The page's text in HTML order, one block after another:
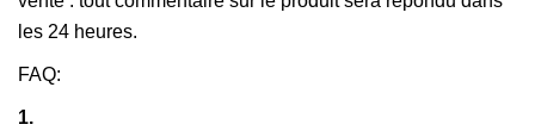
les 24 heures.
FAQ:
1.